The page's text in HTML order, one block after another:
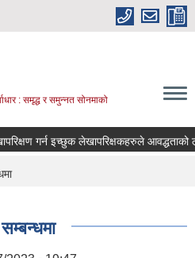
: समृद्ध र समुन्नत सोनमाको
गर्न इच्छुक लेखापरिक्षकहरुले आवद्धताको